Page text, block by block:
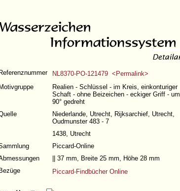
Referenznummer
NL8370-PO-121479 <Permalink>
Motivgruppe
Realien - Schlüssel - im Kreis, einkonturiger
Schaft - ohne Beizeichen - eckiger Griff - um
90° gedreht
Niederlande, Utrecht, Rijksarchief, Utrecht,
Oudmunster 483 - 7
1438, Utrecht
Piccard-Online
|| 37 mm, Breite 25 mm, Höhe 28 mm
Bezüge
Piccard-Findbücher Online